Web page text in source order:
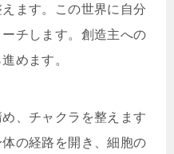
ます。この世界に自分
チします。創造主への
めます。
、チャクラを整えます
の経路を開き、細胞の